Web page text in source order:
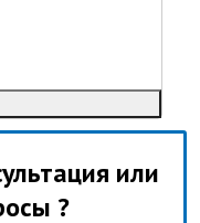
или
?